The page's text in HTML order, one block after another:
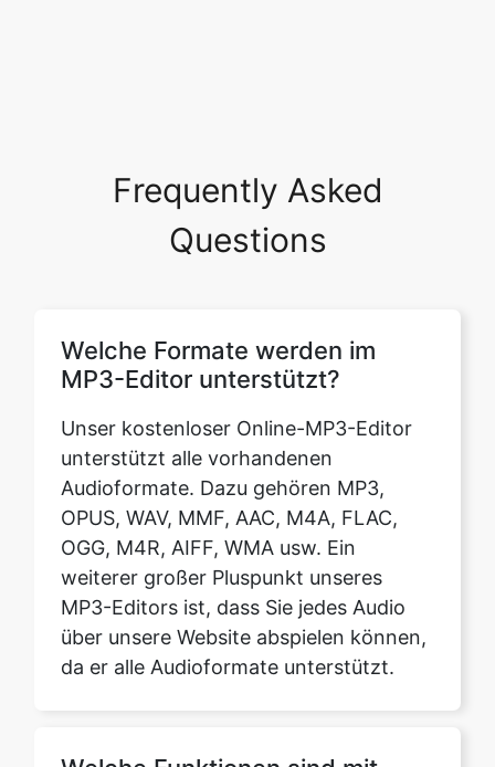
Welche Formate werden im
unterstützt alle vorhandenen
Audioformate. Dazu gehören MP3,
OPUS, WAV, MMF, AAC, M4A, FLAC,
OGG, M4R, AIFF, WMA usw. Ein
weiterer großer Pluspunkt unseres
MP3-Editors ist, dass Sie jedes Audio
über unsere Website abspielen können,
da er alle Audioformate unterstützt.
Welche Funktionen sind mit